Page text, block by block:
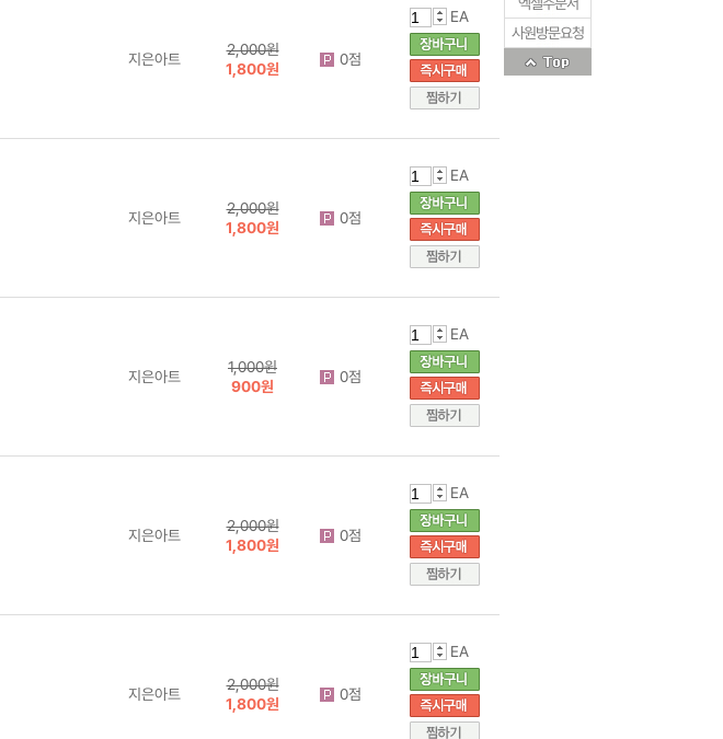
지은아트
2,000원
1,800원
0점
EA
지은아트
2,000원
1,800원
0점
EA
지은아트
1,000원
900원
0점
EA
지은아트
2,000원
1,800원
0점
EA
지은아트
2,000원
1,800원
0점
EA
사원방문요청